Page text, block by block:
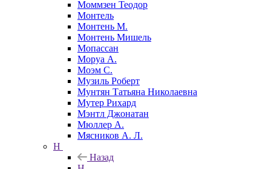
Моммзен Теодор
Монтель
Монтень М.
Монтень Мишель
Мопассан
Моруа А.
Моэм С.
Музиль Роберт
Мунтян Татьяна Николаевна
Мутер Рихард
Мэнтл Джонатан
Мюллер А.
Мясников А. Л.
Н
Назад